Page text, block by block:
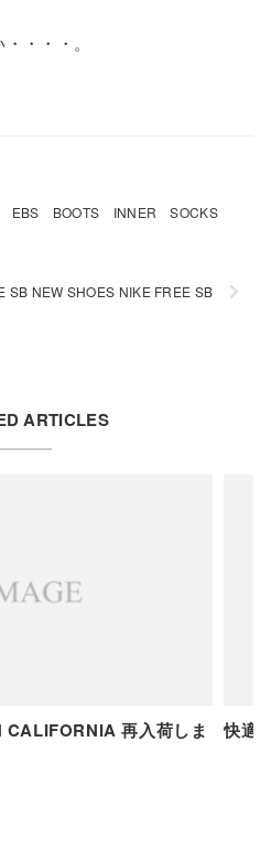
・・・。
EBS BOOTS INNER SOCKS
NIKE SB NEW SHOES NIKE FREE SB
ARTICLES